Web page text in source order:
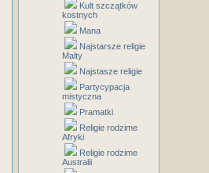
Kult szczątków
kostnych
Mana
Najstarsze religie
Malty
Najstasze religie
Partycypacja
mistyczna
Pramatki
Religie rodzime
Afryki
Religie rodzime
Australii